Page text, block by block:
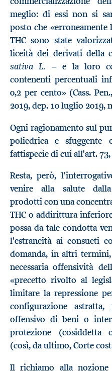
meglio: di essi non si
posto che
THC sono state
liceità dei derivati della
sativa L. − e la loro
contenenti percentuali
0,2 per cento» (Cass.
2019, dep. 10 luglio 2019,
Ogni ragionamento sul
poliedrica e sfuggente
fattispecie di cui all'art. 73,
Resta, però,
venire alla salute
prodotti con una
THC o addirittura
possa da tale condotta
l'estraneità ai consueti
domanda, in altri
necessaria offensività
«precetto rivolto al
limitare la repressione
configurazione
offensivo di beni o
protezione (cosiddetta
(così, da ultimo, Corte
Il richiamo alla nozione